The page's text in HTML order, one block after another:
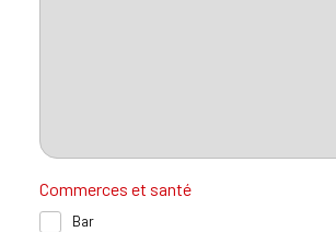
Commerces et santé
Bar